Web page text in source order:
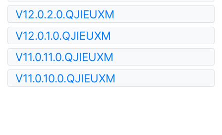
V12.0.2.0.QJIEUXM
V12.0.1.0.QJIEUXM
V11.0.11.0.QJIEUXM
V11.0.10.0.QJIEUXM